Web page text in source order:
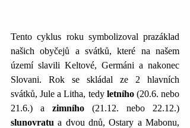
Tento cyklus roku symbolizoval prazáklad
našich obyčejů a svátků, které na našem
území slavili Keltové, Germáni a nakonec
Slovani. Rok se skládal ze 2 hlavních
svátků, Jule a Litha, tedy letního (20.6. nebo
21.6.) a zimního
slunovratu a dvou dnů, Ostary a Mabonu,